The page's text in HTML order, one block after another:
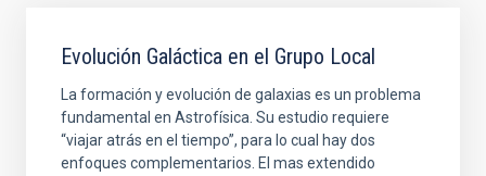
Evolución Galáctica en el Grupo Local
La formación y evolución de galaxias es un problema
fundamental en Astrofísica. Su estudio requiere
“viajar atrás en el tiempo”, para lo cual hay dos
enfoques complementarios. El mas extendido